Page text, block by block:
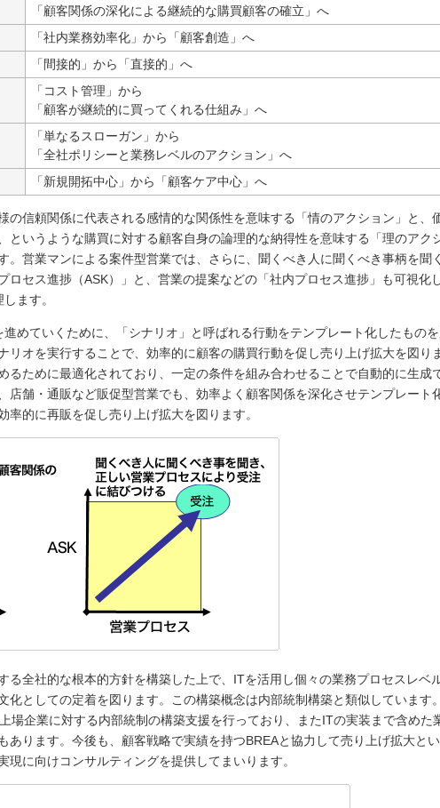
「顧客関係の深化による継続的な購買顧客の確立」へ
「社内業務効率化」から「顧客創造」へ
「間接的」から「直接的」へ
「コスト管理」から
「顧客が継続的に買ってくれる仕組み」へ
「単なるスローガン」から
「全社ポリシーと業務レベルのアクション」へ
「新規開拓中心」から「顧客ケア中心」へ
の信頼関係に代表される感情的な関係性を意味する「情のアクション」と、
というような購買に対する顧客自身の論理的な納得性を意味する「理のアク
。営業マンによる案件型営業では、さらに、聞くべき人に聞くべき事柄を聞
ロセス進捗（ASK）」と、営業の提案などの「社内プロセス進捗」も可視化し
ます。
めていくために、「シナリオ」と呼ばれる行動をテンプレート化したもの
リオを実行することで、効率的に顧客の購買行動を促し売り上げ拡大を図り
るために最適化されており、一定の条件を組み合わせることで自動的に生成
店舗・通販など販促型営業でも、効率よく顧客関係を深化させテンプレート
率的に再販を促し売り上げ拡大を図ります。
る全社的な根本的方針を構築した上で、ITを活用し個々の業務プロセスレベ
化としての定着を図ります。この構築概念は内部統制構築と類似しています
場企業に対する内部統制の構築支援を行っており、またITの実装まで含めた
あります。今後も、顧客戦略で実績を持つBREAと協力して売り上げ拡大と
現に向けコンサルティングを提供してまいります。